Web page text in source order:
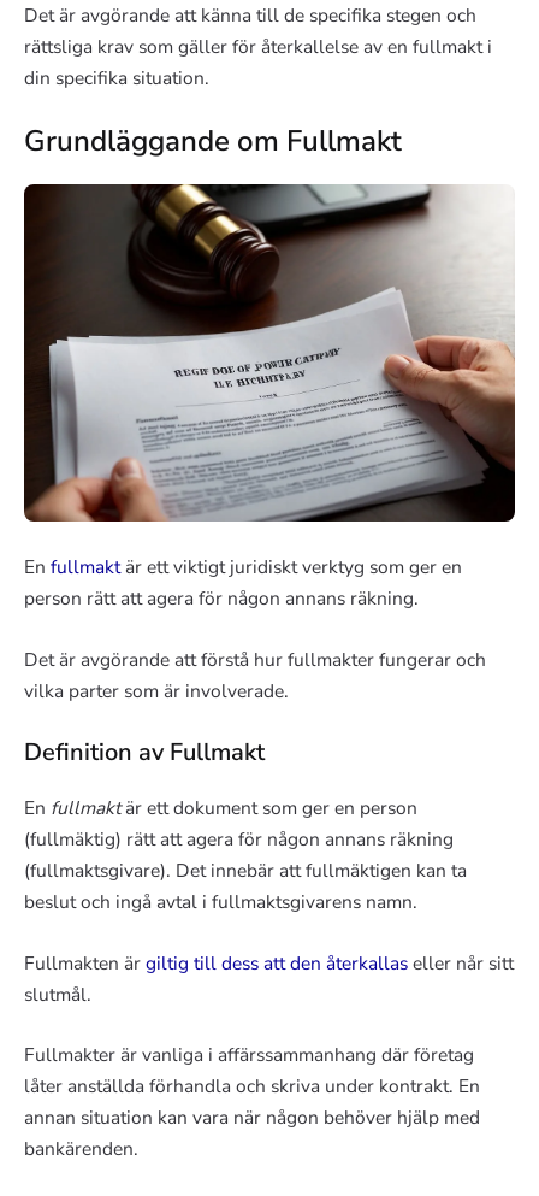
Det är avgörande att känna till de specifika stegen och
rättsliga krav som gäller för återkallelse av en fullmakt i
din specifika situation.
Grundläggande om Fullmakt
En fullmaktär ett viktigt juridiskt verktyg som ger en
person rätt att agera för någon annans räkning.
Det är avgörande att förstå hur fullmakter fungerar och
vilka parter som är involverade.
Definition av Fullmakt
En fullmaktär ett dokument som ger en person
(fullmäktig) rätt att agera för någon annans räkning
(fullmaktsgivare). Det innebär att fullmäktigen kan ta
beslut och ingå avtal i fullmaktsgivarens namn.
Fullmakten ärgiltig till dess att den återkallaseller når sitt
slutmål.
Fullmakter är vanliga i affärssammanhang där företag
låter anställda förhandla och skriva under kontrakt. En
annan situation kan vara när någon behöver hjälp med
bankärenden.